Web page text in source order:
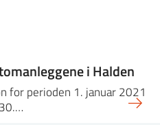
i Halden
for perioden 1. januar 2021